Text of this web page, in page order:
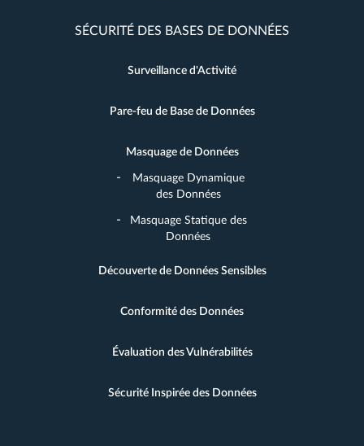
SÉCURITÉ DES BASES DE DONNÉES
Surveillance d'Activité
Pare-feu de Base de Données
Masquage de Données
Masquage Dynamique
des Données
Masquage Statique des
Données
Découverte de Données Sensibles
Conformité des Données
Évaluation des Vulnérabilités
Sécurité Inspirée des Données